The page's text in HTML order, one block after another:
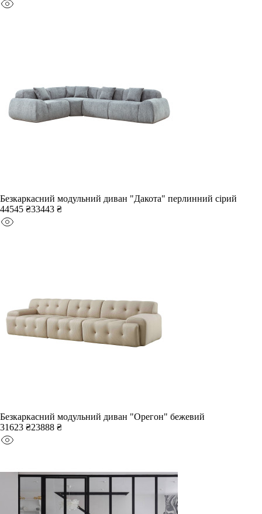
Безкаркасний модульний диван "Дакота" перлинний сірий
44545 ₴33443 ₴
Безкаркасний модульний диван "Орегон" бежевий
31623 ₴23888 ₴